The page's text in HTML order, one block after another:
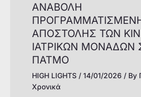
ΑΝΑΒΟΛΗ
ΑΠΟΣΤΟΛΗΣ ΤΩΝ
ΙΑΤΡΙΚΩΝ ΜΟΝΑΔΩΝ
ΠΑΤΜΟ
HIGH LIGHTS/ 14/01/2026 / By
Χρονικά